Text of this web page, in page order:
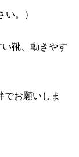
い。）
靴、動きやす
お願いしま